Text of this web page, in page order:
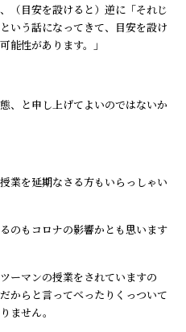
（目安を設けると）逆に「それじ
いう話になってきて、目安を設け
能性があります。」
、と申し上げてよいのではないか
業を延期なさる方もいらっしゃい
のもコロナの影響かとも思います
ーマンの授業をされていますの
からと言ってべったりくっついて
ません。